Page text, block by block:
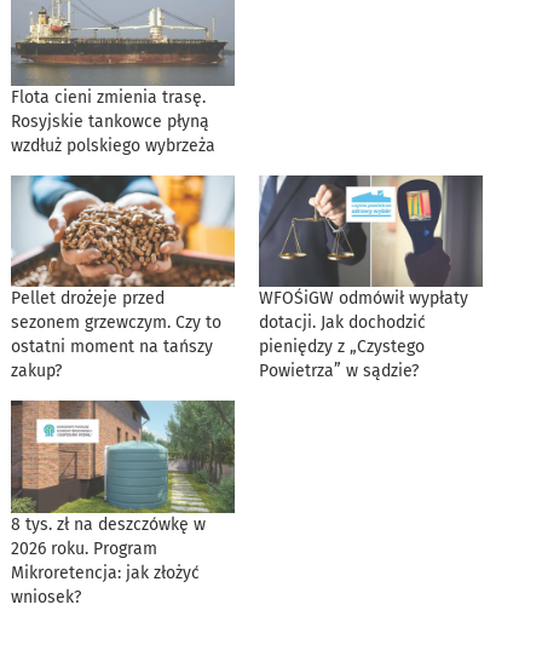
Flota cieni zmienia trasę.
Rosyjskie tankowce płyną
wzdłuż polskiego wybrzeża
Pellet drożeje przed
sezonem grzewczym. Czy to
ostatni moment na tańszy
zakup?
WFOŚiGW odmówił wypłaty
dotacji. Jak dochodzić
pieniędzy z „Czystego
Powietrza” w sądzie?
8 tys. zł na deszczówkę w
2026 roku. Program
Mikroretencja: jak złożyć
wniosek?